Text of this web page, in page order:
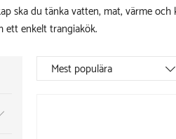
ska du tänka vatten, mat, värme
ett enkelt trangiakök.
Mest populära